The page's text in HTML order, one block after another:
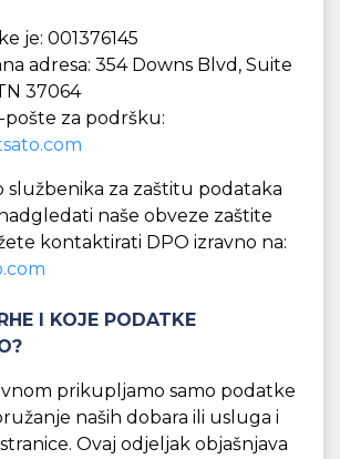
je: 001376145
adresa: 354 Downs Blvd, Suite
37064
pošte za podršku:
službenika za zaštitu podataka
naše obveze zaštite
kontaktirati DPO izravno na:
I KOJE PODATKE
prikupljamo samo podatke
naših dobara ili usluga i
Ovaj odjeljak objašnjava